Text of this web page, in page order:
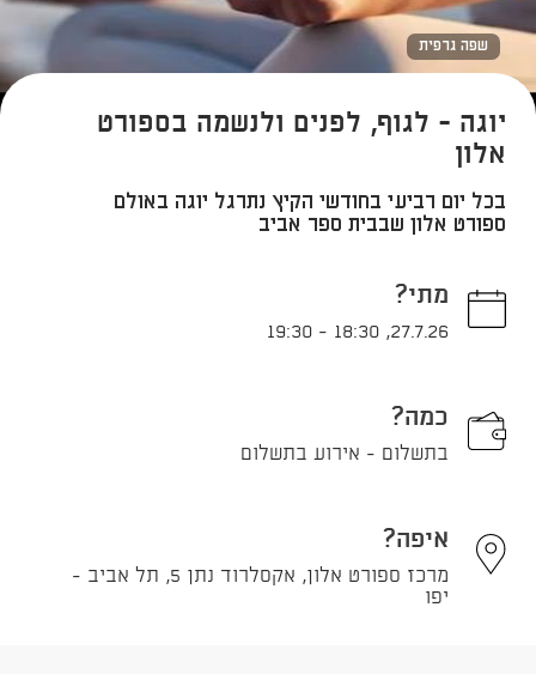
שפה גרפית
יוגה - לגוף, לפנים ולנשמה בספורט
אלון
בכל יום רביעי בחודשי הקיץ נתרגל יוגה באולם
ספורט אלון שבבית ספר אביב
מתי?
27.7.26
,
18:30
-
19:30
כמה?
בתשלום - אירוע בתשלום
איפה?
מרכז ספורט אלון, אקסלרוד נתן 5, תל אביב -
יפו